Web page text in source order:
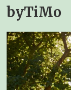
byTiMo